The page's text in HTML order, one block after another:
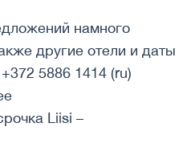
намного
другие отели и даты
5886 1414 (ru)
Liisi –